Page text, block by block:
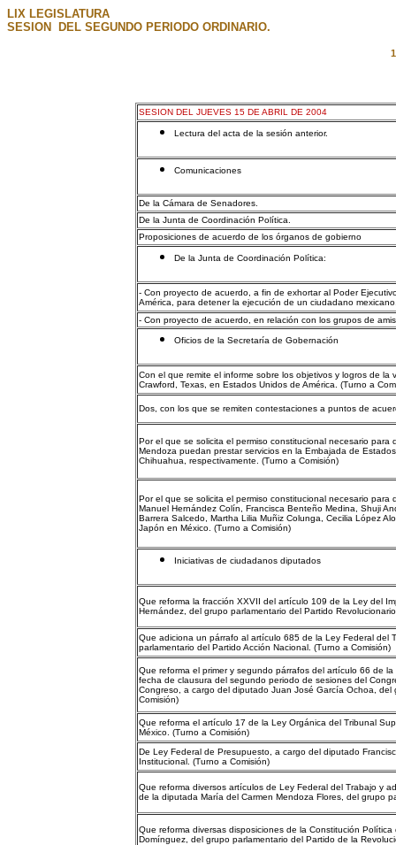
LIX LEGISLATURA
SESION DEL SEGUNDO PERIODO ORDINARIO.
SESION DEL JUEVES 15 DE ABRIL DE 2004
Lectura del acta de la sesión anterior.
Comunicaciones
De la Cámara de Senadores.
De la Junta de Coordinación Política.
Proposiciones de acuerdo de los órganos de gobierno
De la Junta de Coordinación Política:
- Con proyecto de acuerdo, a fin de exhortar al Poder
América, para detener la ejecución de un ciudadano
- Con proyecto de acuerdo, en relación con los grupos de
Oficios de la Secretaría de Gobernación
Con el que remite el informe sobre los objetivos y logros de
Crawford, Texas, en Estados Unidos de América. (Turno a
Dos, con los que se remiten contestaciones a puntos de
Por el que se solicita el permiso constitucional necesario
Mendoza puedan prestar servicios en la Embajada de
Chihuahua, respectivamente. (Turno a Comisión)
Por el que se solicita el permiso constitucional necesario
Manuel Hernández Colín, Francisca Benteño Medina, Shuji
Barrera Salcedo, Martha Lilia Muñiz Colunga, Cecilia López
Japón en México. (Turno a Comisión)
Iniciativas de ciudadanos diputados
Que reforma la fracción XXVII del artículo 109 de la Ley del
Hernández, del grupo parlamentario del Partido
Que adiciona un párrafo al artículo 685 de la Ley Federal del
parlamentario del Partido Acción Nacional. (Turno a Comisión)
Que reforma el primer y segundo párrafos del artículo 66 de
fecha de clausura del segundo periodo de sesiones del
Congreso, a cargo del diputado Juan José García Ochoa,
Comisión)
Que reforma el artículo 17 de la Ley Orgánica del Tribunal
México. (Turno a Comisión)
De Ley Federal de Presupuesto, a cargo del diputado
Institucional. (Turno a Comisión)
Que reforma diversos artículos de Ley Federal del Trabajo y
de la diputada María del Carmen Mendoza Flores, del grupo
Que reforma diversas disposiciones de la Constitución
Domínguez, del grupo parlamentario del Partido de la